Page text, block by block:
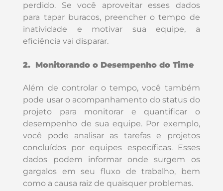
perdido. Se você aproveitar esses dados
para tapar buracos, preencher o tempo de
inatividade e motivar sua equipe, a
eficiência vai disparar.
2. Monitorando o Desempenho do Time
Além de controlar o tempo, você também
pode usar o acompanhamento do status do
projeto para monitorar e quantificar o
desempenho de sua equipe. Por exemplo,
você pode analisar as tarefas e projetos
concluídos por equipes específicas. Esses
dados podem informar onde surgem os
gargalos em seu fluxo de trabalho, bem
como a causa raiz de quaisquer problemas.